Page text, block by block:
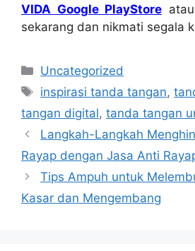
VIDA Google PlayStore atau
sekarang dan nikmati segala
Categories
Uncategorized
Tags
inspirasi tanda tangan,
tangan digital, tanda tangan
Langkah-Langkah
Rayap dengan Jasa Anti
Tips Ampuh untuk
Kasar dan Mengembang